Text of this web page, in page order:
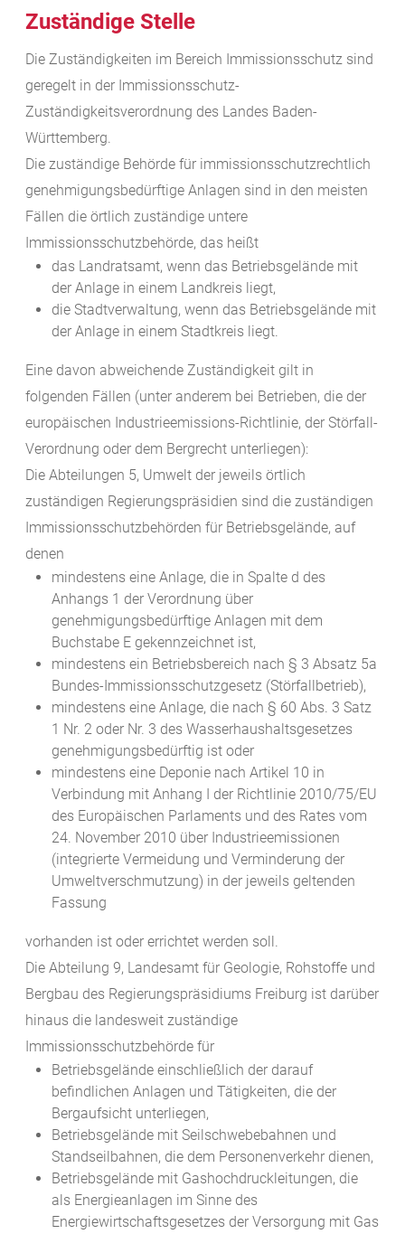
Zuständige Stelle
Die Zuständigkeiten im Bereich Immissionsschutz sind
geregelt in der Immissionsschutz-
Zuständigkeitsverordnung des Landes Baden-
Württemberg.
Die zuständige Behörde für immissionsschutzrechtlich
genehmigungsbedürftige Anlagen sind in den meisten
Fällen die örtlich zuständige untere
Immissionsschutzbehörde, das heißt
das Landratsamt, wenn das Betriebsgelände mit
der Anlage in einem Landkreis liegt,
die Stadtverwaltung, wenn das Betriebsgelände mit
der Anlage in einem Stadtkreis liegt.
Eine davon abweichende Zuständigkeit gilt in
folgenden Fällen (unter anderem bei Betrieben, die der
europäischen Industrieemissions-Richtlinie, der Störfall-
Verordnung oder dem Bergrecht unterliegen):
Die Abteilungen 5, Umwelt der jeweils örtlich
zuständigen Regierungspräsidien sind die zuständigen
Immissionsschutzbehörden für Betriebsgelände, auf
denen
mindestens eine Anlage, die in Spalte d des
Anhangs 1 der Verordnung über
genehmigungsbedürftige Anlagen mit dem
Buchstabe E gekennzeichnet ist,
mindestens ein Betriebsbereich nach § 3 Absatz 5a
Bundes-Immissionsschutzgesetz (Störfallbetrieb),
mindestens eine Anlage, die nach § 60 Abs. 3 Satz
1 Nr. 2 oder Nr. 3 des Wasserhaushaltsgesetzes
genehmigungsbedürftig ist oder
mindestens eine Deponie nach Artikel 10 in
Verbindung mit Anhang I der Richtlinie 2010/75/EU
des Europäischen Parlaments und des Rates vom
24. November 2010 über Industrieemissionen
(integrierte Vermeidung und Verminderung der
Umweltverschmutzung) in der jeweils geltenden
Fassung
vorhanden ist oder errichtet werden soll.
Die Abteilung 9, Landesamt für Geologie, Rohstoffe und
Bergbau des Regierungspräsidiums Freiburg ist darüber
hinaus die landesweit zuständige
Immissionsschutzbehörde für
Betriebsgelände einschließlich der darauf
befindlichen Anlagen und Tätigkeiten, die der
Bergaufsicht unterliegen,
Betriebsgelände mit Seilschwebebahnen und
Standseilbahnen, die dem Personenverkehr dienen,
Betriebsgelände mit Gashochdruckleitungen, die
als Energieanlagen im Sinne des
Energiewirtschaftsgesetzes der Versorgung mit Gas